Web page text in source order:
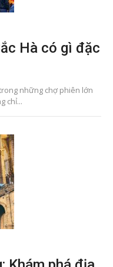
Hà có gì đặc
những chợ phiên lớn
chỉ...